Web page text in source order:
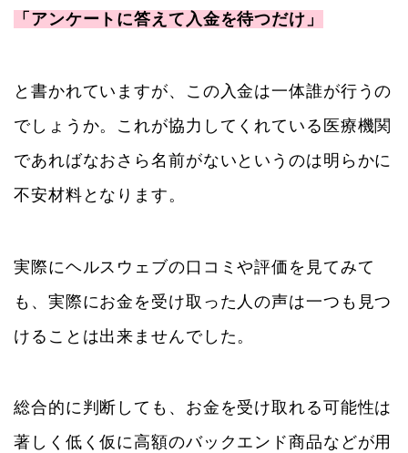
「アンケートに答えて入金を待つだけ」
と書かれていますが、この入金は一体誰が行うの
でしょうか。これが協力してくれている医療機関
であればなおさら名前がないというのは明らかに
不安材料となります。
実際にヘルスウェブの口コミや評価を見てみて
も、実際にお金を受け取った人の声は一つも見つ
けることは出来ませんでした。
総合的に判断しても、お金を受け取れる可能性は
著しく低く仮に高額のバックエンド商品などが用